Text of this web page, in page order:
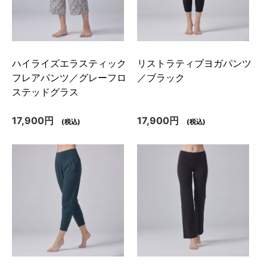
ハイライズエラスティック
フレアパンツ／グレーフロ
ステッドグラス
17,900円 (税込)
リストラティブヨガパンツ
／ブラック
17,900円 (税込)